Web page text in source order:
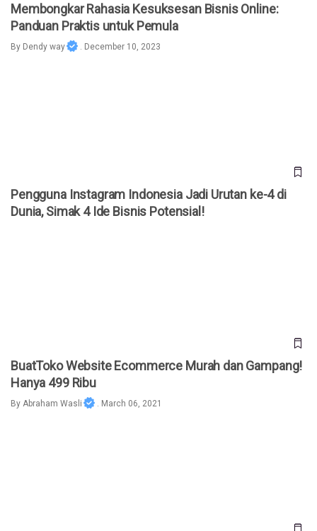
Membongkar Rahasia Kesuksesan Bisnis Online:
Panduan Praktis untuk Pemula
By Dendy way . December 10, 2023
Pengguna Instagram Indonesia Jadi Urutan ke-4 di
Dunia, Simak 4 Ide Bisnis Potensial!
BuatToko Website Ecommerce Murah dan Gampang!
Hanya 499 Ribu
By Abraham Wasli . March 06, 2021